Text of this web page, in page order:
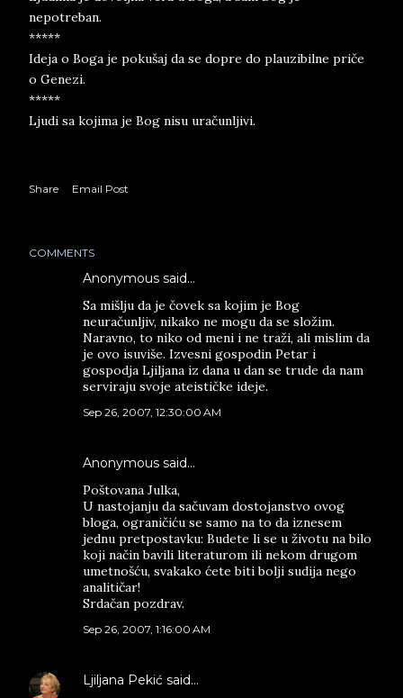
nepotreban.
*****
Ideja o Boga je pokušaj da se dopre do plauzibilne priče
o Genezi.
*****
Ljudi sa kojima je Bog nisu uračunljivi.
Share Email Post
COMMENTS
Anonymous said…
Sa mišlju da je čovek sa kojim je Bog
neuračunljiv, nikako ne mogu da se složim.
Naravno, to niko od meni i ne traži, ali mislim da
je ovo isuviše. Izvesni gospodin Petar i
gospodja Ljiljana iz dana u dan se trude da nam
serviraju svoje ateističke ideje.
Sep 26, 2007, 12:30:00 AM
Anonymous said…
Poštovana Julka,
U nastojanju da sačuvam dostojanstvo ovog
bloga, ograničiću se samo na to da iznesem
jednu pretpostavku: Budete li se u životu na bilo
koji način bavili literaturom ili nekom drugom
umetnošću, svakako ćete biti bolji sudija nego
analitičar!
Srdačan pozdrav.
Sep 26, 2007, 1:16:00 AM
Ljiljana Pekić said…